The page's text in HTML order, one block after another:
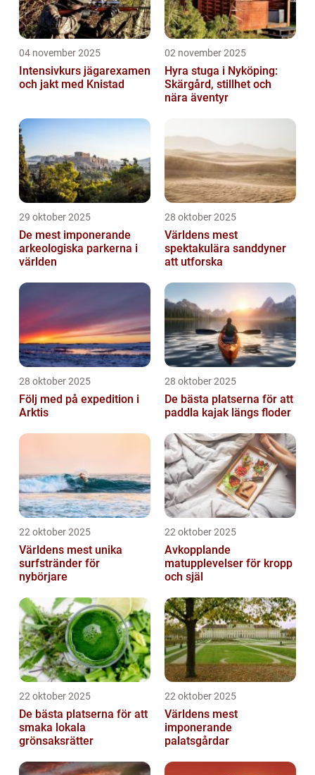
04 november 2025
Intensivkurs jägarexamen
och jakt med Knistad
02 november 2025
Hyra stuga i Nyköping:
Skärgård, stillhet och
nära äventyr
29 oktober 2025
De mest imponerande
arkeologiska parkerna i
världen
28 oktober 2025
Världens mest
spektakulära sanddyner
att utforska
28 oktober 2025
Följ med på expedition i
Arktis
28 oktober 2025
De bästa platserna för att
paddla kajak längs floder
22 oktober 2025
Världens mest unika
surfstränder för
nybörjare
22 oktober 2025
Avkopplande
matupplevelser för kropp
och själ
22 oktober 2025
De bästa platserna för att
smaka lokala
grönsaksrätter
22 oktober 2025
Världens mest
imponerande
palatsgårdar